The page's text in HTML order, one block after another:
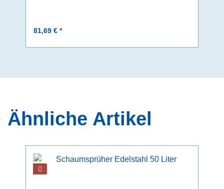
81,69 € *
Ähnliche Artikel